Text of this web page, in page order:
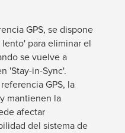
GPS, se dispone
para eliminar el
se vuelve a
'Stay-in-Sync'.
GPS, la
mantienen la
afectar
del sistema de